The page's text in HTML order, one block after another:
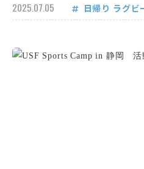
2025.07.05 日帰り ラグビ